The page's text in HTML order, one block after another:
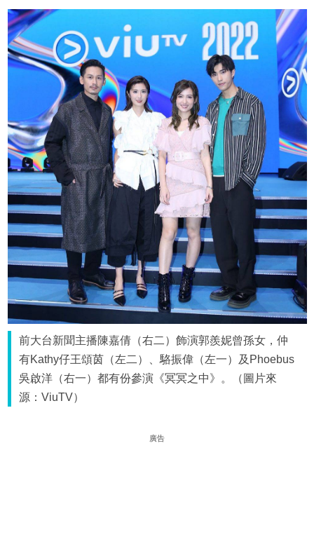
前大台新聞主播陳嘉倩（右二）飾演郭羨妮曾孫女，仲
有Kathy仔王頌茵（左二）、駱振偉（左一）及Phoebus
吳啟洋（右一）都有份參演《冥冥之中》。（圖片來
源：ViuTV）
廣告